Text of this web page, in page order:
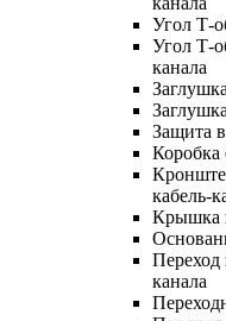
Угол Т-
Угол Т-
канала
Защита
Коробка
кабель-
Крышка
Переход
канала